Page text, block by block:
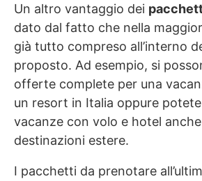
Un altro vantaggio dei
dato dal fatto che nella
già tutto compreso all’interno
proposto. Ad esempio, si
offerte complete per una
un resort in Italia oppure
vacanze con volo e hotel
destinazioni estere.
I pacchetti da prenotare